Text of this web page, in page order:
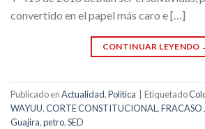
convertido en el papel más caro e […]
CONTINUAR LEYENDO
Publicado enActualidad,Política Etiquetado
WAYUU,CORTE CONSTITUCIONAL ,FRACASO
Guajira,petro,SED